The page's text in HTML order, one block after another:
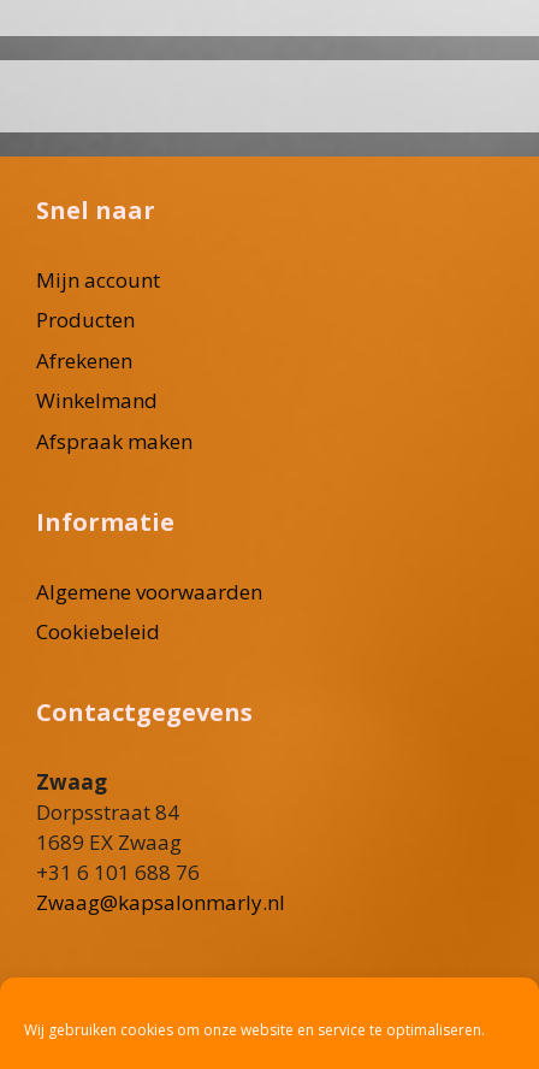
Wij gebruiken cookies om onze website en service te optimaliseren.
Snel naar
Mijn account
Producten
Afrekenen
Winkelmand
Afspraak maken
Informatie
Algemene voorwaarden
Cookiebeleid
Contactgegevens
Zwaag
Dorpsstraat 84
1689 EX Zwaag
+31 6 101 688 76
Zwaag@kapsalonmarly.nl
Rustenburgerweg 101